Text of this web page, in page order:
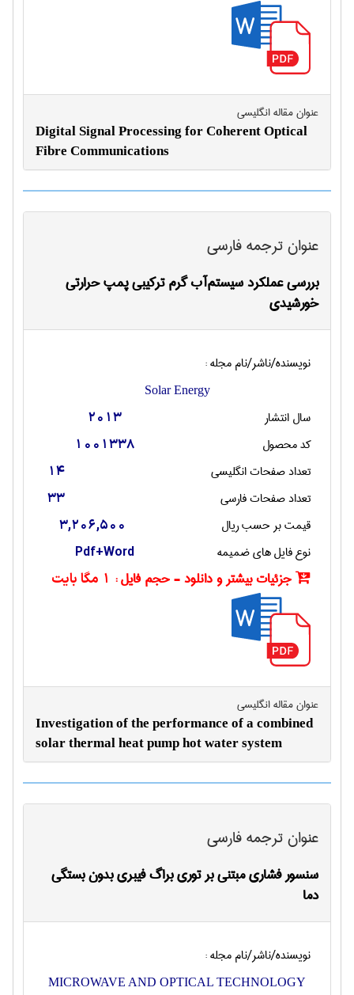
عنوان مقاله انگليسی
Digital Signal Processing for Coherent Optical
Fibre Communications
عنوان ترجمه فارسی
بررسی عملکرد سیستم‌آب گرم ترکیبی پمپ حرارتی
خورشیدی
نویسنده/ناشر/نام مجله :
Solar Energy
سال انتشار 2013
کد محصول 1001338
تعداد صفحات انگليسی 14
تعداد صفحات فارسی 33
قیمت بر حسب ریال 3,206,500
نوع فایل های ضمیمه Pdf+Word
جزئیات بیشتر و دانلود - حجم فایل : 1 مگا بایت
عنوان مقاله انگليسی
Investigation of the performance of a combined
solar thermal heat pump hot water system
عنوان ترجمه فارسی
سنسور فشاری مبتنی بر توری براگ فیبری بدون بستگی
دما
نویسنده/ناشر/نام مجله :
MICROWAVE AND OPTICAL TECHNOLOGY